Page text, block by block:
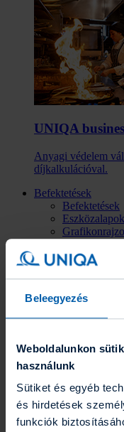
Beleegyezés
Weboldalunkon
használunk
Sütiket és egyéb
és hirdetések
funkciók
UNIQA
Anyagi védelem
díjkalkulációval.
Befektetések
Befektetések
Eszközalapok
Befektetési
Az UNIQA-ról
Az UNIQA-
Üzleti
Gyakornoki
Blog
Energetikai
ESG
Kapcsolat
Kapcsolat